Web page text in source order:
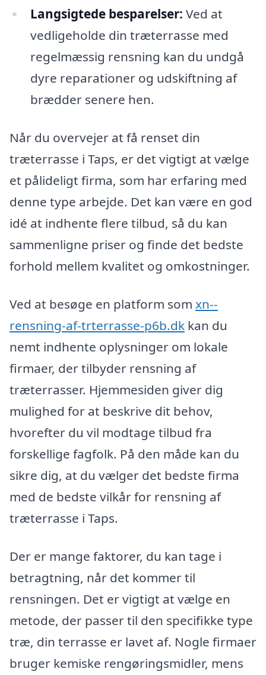
Langsigtede besparelser: Ved at
vedligeholde din træterrasse med
regelmæssig rensning kan du undgå
dyre reparationer og udskiftning af
brædder senere hen.
Når du overvejer at få renset din
træterrasse i Taps, er det vigtigt at vælge
et pålideligt firma, som har erfaring med
denne type arbejde. Det kan være en god
idé at indhente flere tilbud, så du kan
sammenligne priser og finde det bedste
forhold mellem kvalitet og omkostninger.
Ved at besøge en platform som xn--
rensning-af-trterrasse-p6b.dk kan du
nemt indhente oplysninger om lokale
firmaer, der tilbyder rensning af
træterrasser. Hjemmesiden giver dig
mulighed for at beskrive dit behov,
hvorefter du vil modtage tilbud fra
forskellige fagfolk. På den måde kan du
sikre dig, at du vælger det bedste firma
med de bedste vilkår for rensning af
træterrasse i Taps.
Der er mange faktorer, du kan tage i
betragtning, når det kommer til
rensningen. Det er vigtigt at vælge en
metode, der passer til den specifikke type
træ, din terrasse er lavet af. Nogle firmaer
bruger kemiske rengøringsmidler, mens